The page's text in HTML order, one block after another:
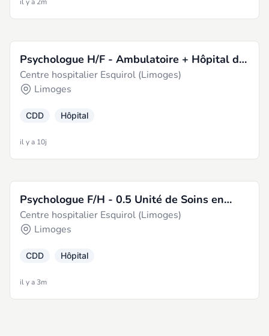
Psychologue H/F - Ambulatoire + Hôpital de
Jour Ados - PUPEAP
Centre hospitalier Esquirol (Limoges)
Limoges
CDD Hôpital
il y a 10j
Psychologue F/H - 0.5 Unité de Soins en
Milieu Pénitentiaire Psychiatrie + 0.30 Delay
2 + 0.20 Ambulatoire - PIPA
Centre hospitalier Esquirol (Limoges)
Limoges
CDD Hôpital
il y a 3m